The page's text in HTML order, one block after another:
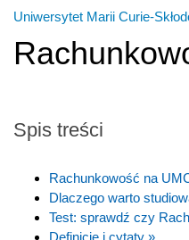
Uniwersytet Marii Curie-
Spis treści
Rachunkowość na
Dlaczego warto
Test: sprawdź czy
Definicje i cytaty »